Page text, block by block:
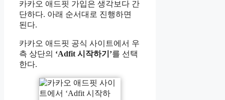
카카오 애드핏 가입은 생각보다 간
단하다. 아래 순서대로 진행하면
된다.
카카오 애드핏 공식 사이트에서 우
측 상단의 ‘Adfit 시작하기’를 선택
한다.